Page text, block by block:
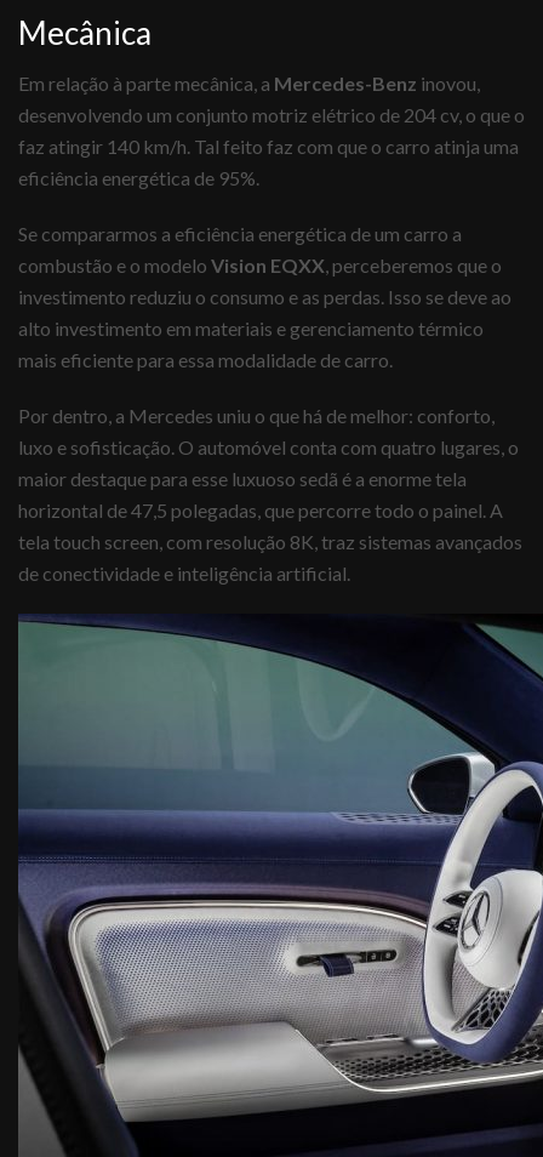
Mecânica
Em relação à parte mecânica, a Mercedes-Benz inovou,
desenvolvendo um conjunto motriz elétrico de 204 cv, o que o
faz atingir 140 km/h. Tal feito faz com que o carro atinja uma
eficiência energética de 95%.
Se compararmos a eficiência energética de um carro a
combustão e o modelo Vision EQXX, perceberemos que o
investimento reduziu o consumo e as perdas. Isso se deve ao
alto investimento em materiais e gerenciamento térmico
mais eficiente para essa modalidade de carro.
Por dentro, a Mercedes uniu o que há de melhor: conforto,
luxo e sofisticação. O automóvel conta com quatro lugares, o
maior destaque para esse luxuoso sedã é a enorme tela
horizontal de 47,5 polegadas, que percorre todo o painel. A
tela touch screen, com resolução 8K, traz sistemas avançados
de conectividade e inteligência artificial.